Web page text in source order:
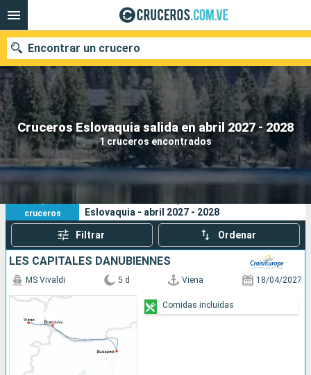
Cruceros Eslovaquia salida en abril 2027 - 2028
1 cruceros encontrados
Encontrar un crucero
Nuestros destinos
Fecha de salida
Buscar
1
cruceros
Eslovaquia - abril 2027 - 2028
Filtrar Ordenar
LES CAPITALES DANUBIENNES
MS Vivaldi 5 d Viena 18/04/2027
Comidas incluidas